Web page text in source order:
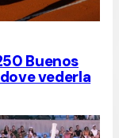
Buenos
vederla